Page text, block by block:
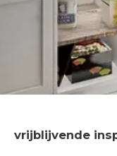
vrijblijvende